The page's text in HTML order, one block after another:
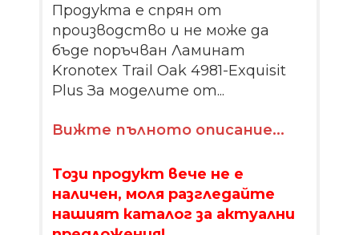
Продукта е спрян от
производство и не може да
бъде поръчван Ламинат
Kronotex Trail Oak 4981-Exquisit
Plus За моделите от...
Вижте пълното описание...
Този продукт вече не е
наличен, моля разгледайте
нашият каталог за актуални